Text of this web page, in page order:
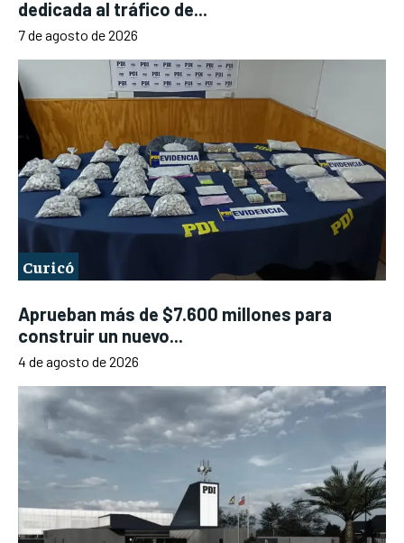
dedicada al tráfico de...
7 de agosto de 2026
Curicó
Aprueban más de $7.600 millones para
construir un nuevo...
4 de agosto de 2026